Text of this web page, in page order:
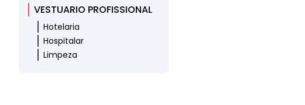
VESTUARIO PROFISSIONAL
Hotelaria
Hospitalar
Limpeza